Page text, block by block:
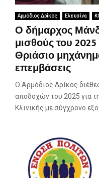
Αρμόδιος Δρίκος Ελευσίνα
Ο δήμαρχος
μισθούς του
Θριάσιο
επεμβάσεις
Ο Αρμόδιος Δρίκος
αποδοχών του 2025 για
Κλινικής με σύγχρονο